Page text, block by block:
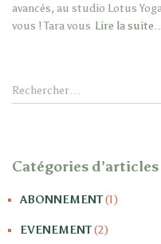
avancés, au studio Lotus
vous ! Tara vous Lire la
R
e
r
Rechercher…
Catégories d’articles
ABONNEMENT(1)
EVENEMENT(2)